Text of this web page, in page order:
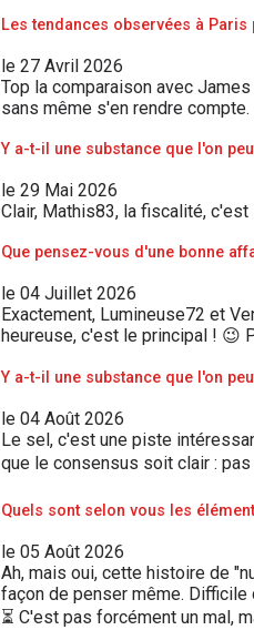
Les tendances observées à
le 27 Avril 2026
Top la comparaison avec
sans même s'en rendre
Y a-t-il une substance que l'on
le 29 Mai 2026
Clair, Mathis83, la fiscalité,
Que pensez-vous d'une bonne
le 04 Juillet 2026
Exactement, Lumineuse72 et
heureuse, c'est le principal ! 😉
Y a-t-il une substance que l'on
le 04 Août 2026
Le sel, c'est une piste
que le consensus soit clair :
Quels sont selon vous les
le 05 Août 2026
Ah, mais oui, cette histoire de
façon de penser même.
⏳ C'est pas forcément un mal,